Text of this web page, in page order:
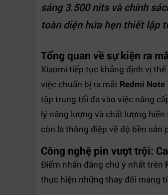
sáng 3.500 nits và chính
toàn diện hứa hẹn thiết lập
Tổng quan về sự kiện ra
Xiaomi tiếp tục khẳng định vị
việc chuẩn bị ra mắt Redmi Note
tập trung tối đa vào việc nâng
lý năng lượng và chất lượng
còn là thông điệp về độ bền sản
Công nghệ pin vượt trội:
Điểm nhấn đáng chú ý nhất trên
thực hiện những thay đổi mang